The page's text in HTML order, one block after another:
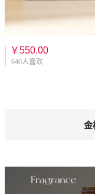
￥550.00
640人喜欢
金